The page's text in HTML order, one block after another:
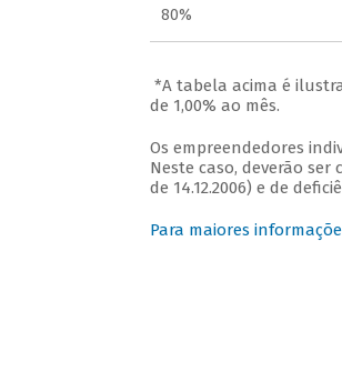
80%
*A tabela acima é
de 1,00% ao mês.
Os empreendedores
Neste caso, deverão
de 14.12.2006) e de
Para maiores